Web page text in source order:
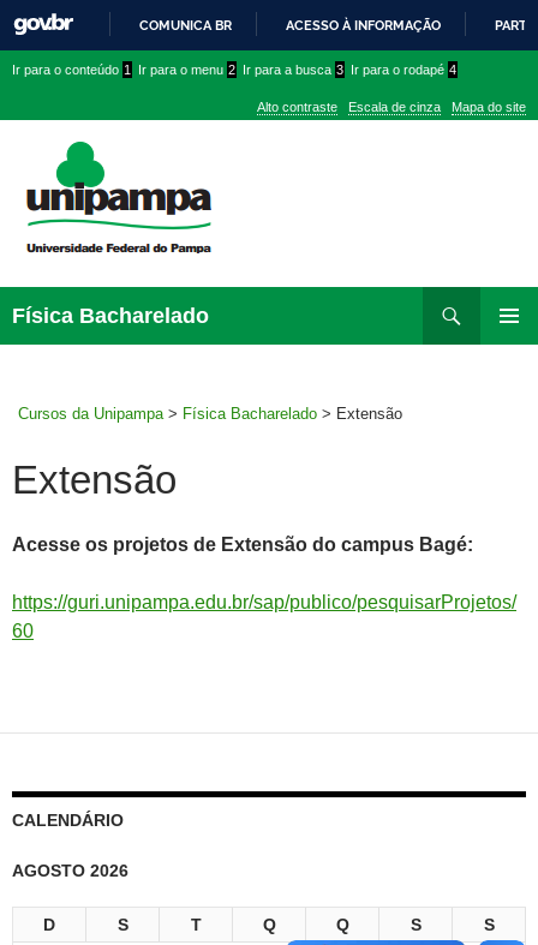
PARA
CONTEÚDO
COMUNICA BR ACESSO À INFORMAÇÃO
conteúdo
menu
superior
menu
Ir para o conteúdo 1 Ir para o menu 2 Ir para a busca 3 Ir para o rodapé 4
Alto contraste Escala de cinza Mapa do site
Física Bacharelado
Cursos da Unipampa > Física Bacharelado > Extensão
Extensão
Acesse os projetos de Extensão do campus Bagé:
https://guri.unipampa.edu.br/sap/publico/pesquisarProjetos/
60
CALENDÁRIO
AGOSTO 2026
D S T Q Q S
S